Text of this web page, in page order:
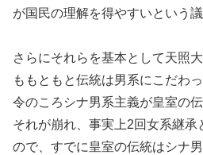
が国民の理解を得やすいという議
さらにそれらを基本として天照
ももともと伝統は男系にこだわ
令のころシナ男系主義が皇室の
それが崩れ、事実上2回女系継承
ので、すでに皇室の伝統はシナ